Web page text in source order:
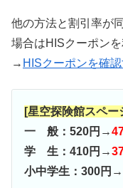
他の方法と割引率が
場合はHISクーポン
→ HISクーポンを確認
[星空探険館スペー
一 般：520円→
学 生：410円→
小中学生：300円→